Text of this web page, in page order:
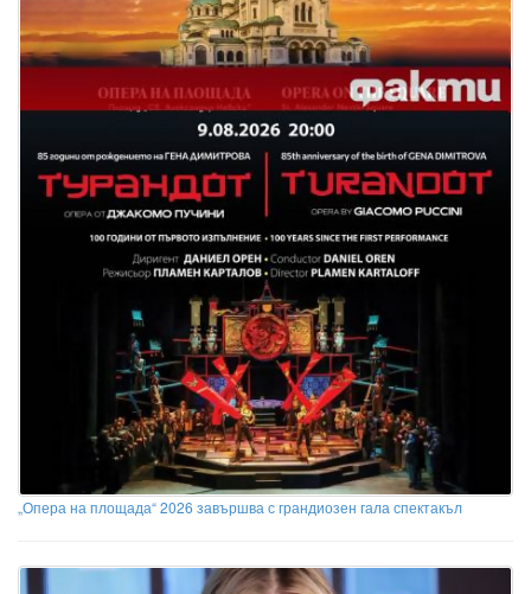
„Опера на площада“ 2026 завършва с грандиозен гала спектакъл